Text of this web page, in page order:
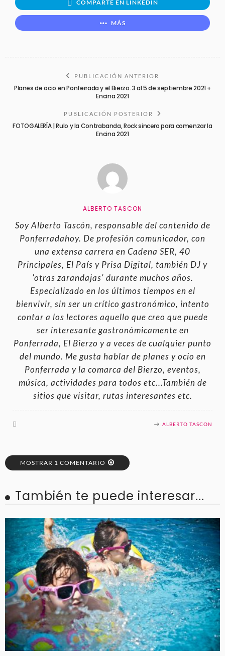
COMPARTE EN LINKEDIN
MÁS
PUBLICACIÓN ANTERIOR
Planes de ocio en Ponferrada y el Bierzo. 3 al 5 de septiembre 2021 +
Encina 2021
PUBLICACIÓN POSTERIOR
FOTOGALERÍA | Rulo y la Contrabanda, Rock sincero para comenzar la
Encina 2021
ALBERTO TASCON
Soy Alberto Tascón, responsable del contenido de
Ponferradahoy. De profesión comunicador, con
una extensa carrera en Cadena SER, 40
Principales, El País y Prisa Digital, también DJ y
'otras zarandajas' durante muchos años.
Especializado en los últimos tiempos en el
bienvivir, sin ser un crítico gastronómico, intento
contar a los lectores aquello que creo que puede
ser interesante gastronómicamente en
Ponferrada, El Bierzo y a veces de cualquier punto
del mundo. Me gusta hablar de planes y ocio en
Ponferrada y la comarca del Bierzo, eventos,
música, actividades para todos etc...También de
sitios que visitar, rutas interesantes etc.
ALBERTO TASCON
MOSTRAR 1 COMENTARIO
También te puede interesar...